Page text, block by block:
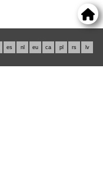
es nl eu ca pl rs lv